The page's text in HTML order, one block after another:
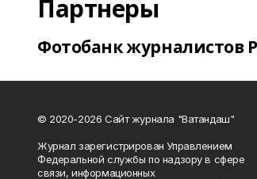
Партнеры
Фотобанк журналистов
© 2020-2026 Сайт журнала "Ватандаш"
Журнал зарегистрирован Управлением
Федеральной службы по надзору в сфере
связи, информационных